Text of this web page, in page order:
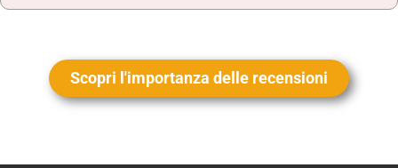
Scopri l'importanza delle recensioni